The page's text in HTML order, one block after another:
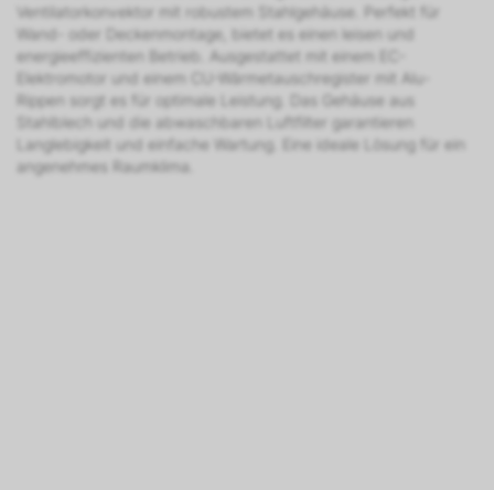
Ventilatorkonvektor mit robustem Stahlgehäuse. Perfekt für
Wand- oder Deckenmontage, bietet es einen leisen und
energieeffizienten Betrieb. Ausgestattet mit einem EC-
Elektromotor und einem CU-Wärmetauschregister mit Alu-
Rippen sorgt es für optimale Leistung. Das Gehäuse aus
Stahlblech und die abwaschbaren Luftfilter garantieren
Langlebigkeit und einfache Wartung. Eine ideale Lösung für ein
angenehmes Raumklima.